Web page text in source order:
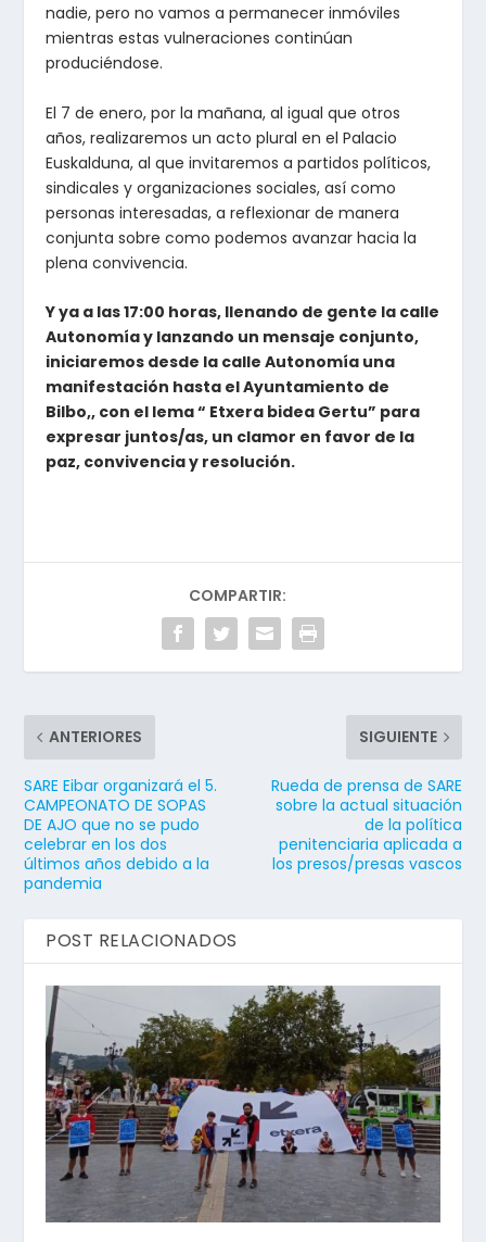
nadie, pero no vamos a permanecer inmóviles
mientras estas vulneraciones continúan
produciéndose.
El 7 de enero, por la mañana, al igual que otros
años, realizaremos un acto plural en el Palacio
Euskalduna, al que invitaremos a partidos políticos,
sindicales y organizaciones sociales, así como
personas interesadas, a reflexionar de manera
conjunta sobre como podemos avanzar hacia la
plena convivencia.
Y ya a las 17:00 horas, llenando de gente la calle
Autonomía y lanzando un mensaje conjunto,
iniciaremos desde la calle Autonomía una
manifestación hasta el Ayuntamiento de
Bilbo,, con el lema “ Etxera bidea Gertu” para
expresar juntos/as, un clamor en favor de la
paz, convivencia y resolución.
COMPARTIR:
ANTERIORES
SARE Eibar organizará el 5.
CAMPEONATO DE SOPAS
DE AJO que no se pudo
celebrar en los dos
últimos años debido a la
pandemia
SIGUIENTE
Rueda de prensa de SARE
sobre la actual situación
de la política
penitenciaria aplicada a
los presos/presas vascos
POST RELACIONADOS